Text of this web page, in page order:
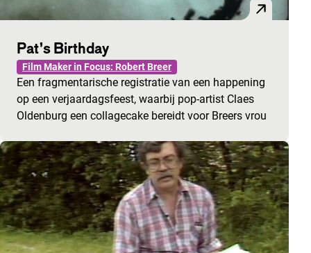
Pat’s Birthday
Film Maker in Focus: Robert Breer
Een fragmentarische registratie van een happening
op een verjaardagsfeest, waarbij pop-artist Claes
Oldenburg een collagecake bereidt voor Breers vrou